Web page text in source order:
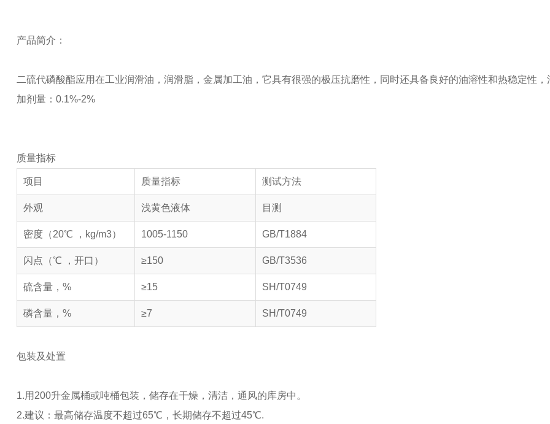
产品简介：
二硫代磷酸酯应用在工业润滑油，润滑脂，金属加工油，它具有很强的极压抗磨性，同时还具备良好的油溶性和热稳定性，
加剂量：0.1%-2%
质量指标
项目 质量指标 测试方法
外观 浅黄色液体 目测
密度（20℃ ，kg/m3） 1005-1150 GB/T1884
闪点（℃ ，开口） ≥150 GB/T3536
硫含量，% ≥15 SH/T0749
磷含量，% ≥7 SH/T0749
包装及处置
1.用200升金属桶或吨桶包装，储存在干燥，清洁，通风的库房中。
2.建议：最高储存温度不超过65℃，长期储存不超过45℃.